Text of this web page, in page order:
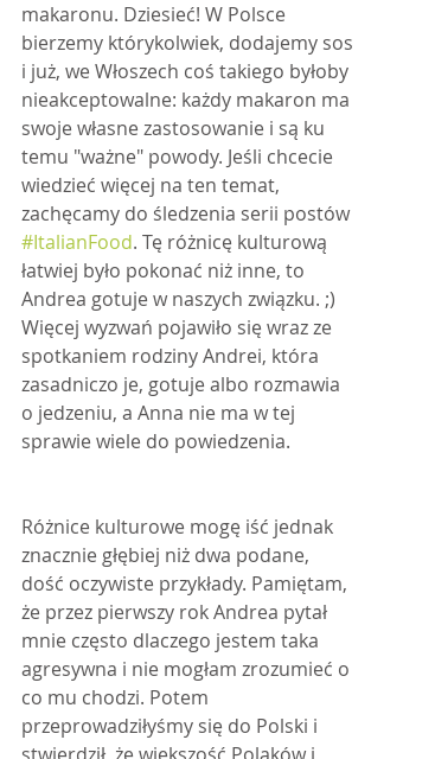
makaronu. Dziesieć! W Polsce
bierzemy którykolwiek, dodajemy sos
i już, we Włoszech coś takiego byłoby
nieakceptowalne: każdy makaron ma
swoje własne zastosowanie i są ku
temu "ważne" powody. Jeśli chcecie
wiedzieć więcej na ten temat,
zachęcamy do śledzenia serii postów
#ItalianFood. Tę różnicę kulturową
łatwiej było pokonać niż inne, to
Andrea gotuje w naszych związku. ;)
Więcej wyzwań pojawiło się wraz ze
spotkaniem rodziny Andrei, która
zasadniczo je, gotuje albo rozmawia
o jedzeniu, a Anna nie ma w tej
sprawie wiele do powiedzenia.
Różnice kulturowe mogę iść jednak
znacznie głębiej niż dwa podane,
dość oczywiste przykłady. Pamiętam,
że przez pierwszy rok Andrea pytał
mnie często dlaczego jestem taka
agresywna i nie mogłam zrozumieć o
co mu chodzi. Potem
przeprowadziłyśmy się do Polski i